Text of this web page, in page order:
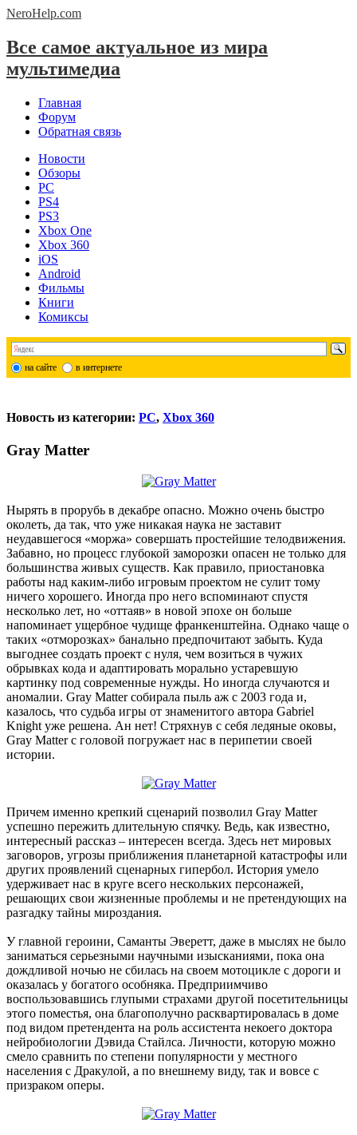
NeroHelp.com
Все самое актуальное из мира
мультимедиа
Главная
Форум
Обратная связь
Новости
Обзоры
PC
PS4
PS3
Xbox One
Xbox 360
iOS
Android
Фильмы
Книги
Комиксы
на сайте в интернете
Новость из категории: PC, Xbox 360
Gray Matter
Нырять в прорубь в декабре опасно. Можно очень быстро
околеть, да так, что уже никакая наука не заставит
неудавшегося «моржа» совершать простейшие телодвижения.
Забавно, но процесс глубокой заморозки опасен не только для
большинства живых существ. Как правило, приостановка
работы над каким-либо игровым проектом не сулит тому
ничего хорошего. Иногда про него вспоминают спустя
несколько лет, но «оттаяв» в новой эпохе он больше
напоминает ущербное чудище франкенштейна. Однако чаще о
таких «отморозках» банально предпочитают забыть. Куда
выгоднее создать проект с нуля, чем возиться в чужих
обрывках кода и адаптировать морально устаревшую
картинку под современные нужды. Но иногда случаются и
аномалии. Gray Matter собирала пыль аж с 2003 года и,
казалось, что судьба игры от знаменитого автора Gabriel
Knight уже решена. Ан нет! Стряхнув с себя ледяные оковы,
Gray Matter с головой погружает нас в перипетии своей
истории.
Причем именно крепкий сценарий позволил Gray Matter
успешно пережить длительную спячку. Ведь, как известно,
интересный рассказ – интересен всегда. Здесь нет мировых
заговоров, угрозы приближения планетарной катастрофы или
других проявлений сценарных гипербол. История умело
удерживает нас в круге всего нескольких персонажей,
решающих свои жизненные проблемы и не претендующих на
разгадку тайны мироздания.
У главной героини, Саманты Эверетт, даже в мыслях не было
заниматься серьезными научными изысканиями, пока она
дождливой ночью не сбилась на своем мотоцикле с дороги и
оказалась у богатого особняка. Предприимчиво
воспользовавшись глупыми страхами другой посетительницы
этого поместья, она благополучно расквартировалась в доме
под видом претендента на роль ассистента некоего доктора
нейробиологии Дэвида Стайлса. Личности, которую можно
смело сравнить по степени популярности у местного
населения с Дракулой, а по внешнему виду, так и вовсе с
призраком оперы.